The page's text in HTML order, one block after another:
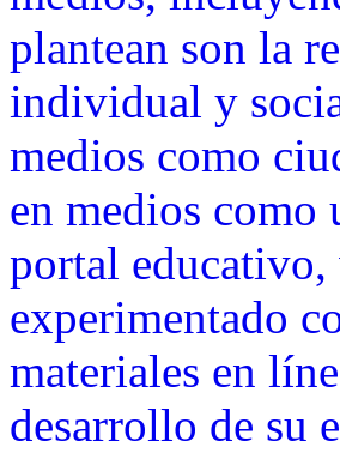
plantean son la
individual y
medios como
en medios como
portal educativo,
experimentado
materiales en
desarrollo de su